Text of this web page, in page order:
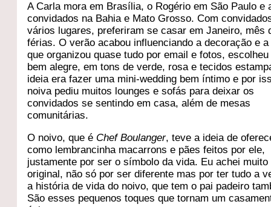
A Carla mora em Brasília, o Rogério em São Paulo e
convidados na Bahia e Mato Grosso. Com
vários lugares, preferiram se casar em Janeiro, mês
férias. O verão acabou influenciando a decoração e
que organizou quase tudo por email e fotos, escolheu
bem alegre, em tons de verde, rosa e tecidos
ideia era fazer uma mini-wedding bem íntimo e por
noiva pediu muitos lounges e sofás para deixar os
convidados se sentindo em casa, além de mesas
comunitárias.
O noivo, que é Chef Boulanger, teve a ideia de
como lembrancinha macarrons e pães feitos por ele,
justamente por ser o símbolo da vida. Eu achei muito
original, não só por ser diferente mas por ter tudo a
a história de vida do noivo, que tem o pai padeiro
São esses pequenos toques que tornam um